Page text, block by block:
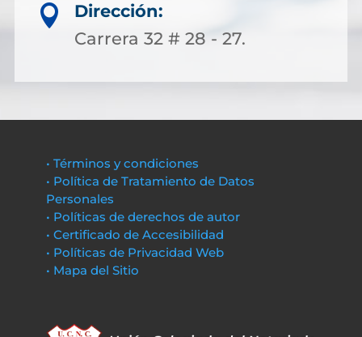

Dirección:
Carrera 32 # 28 - 27.
• Términos y condiciones
• Política de Tratamiento de Datos
Personales
• Políticas de derechos de autor
• Certificado de Accesibilidad
• Políticas de Privacidad Web
• Mapa del Sitio